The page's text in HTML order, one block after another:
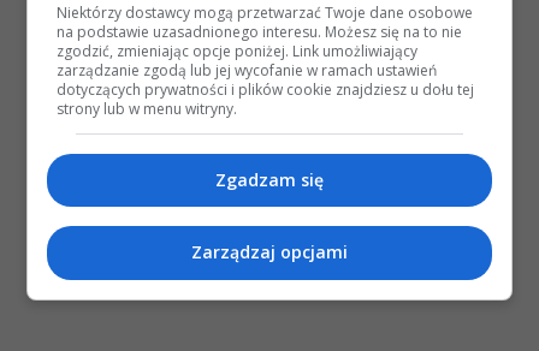
Niektórzy dostawcy mogą przetwarzać Twoje dane osobowe
na podstawie uzasadnionego interesu. Możesz się na to nie
zgodzić, zmieniając opcje poniżej. Link umożliwiający
zarządzanie zgodą lub jej wycofanie w ramach ustawień
dotyczących prywatności i plików cookie znajdziesz u dołu tej
strony lub w menu witryny.
Zgadzam się
Zarządzaj opcjami